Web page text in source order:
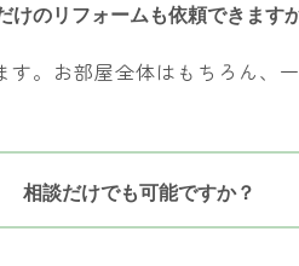
けのリフォームも依頼できます
。お部屋全体はもちろん、
相談だけでも可能ですか？